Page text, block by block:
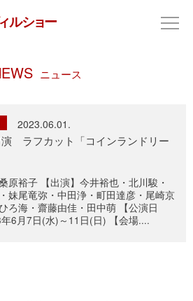
ニュース
2023.06.01.
ラフカット「コインランドリー
原裕子 【出演】今井裕也・北川駿・
妹尾竜弥・中田浄・町田達彦・尾崎京
ろ海・齋藤由佳・田中萌 【公演日
6月7日(水)～11日(日) 【会場....